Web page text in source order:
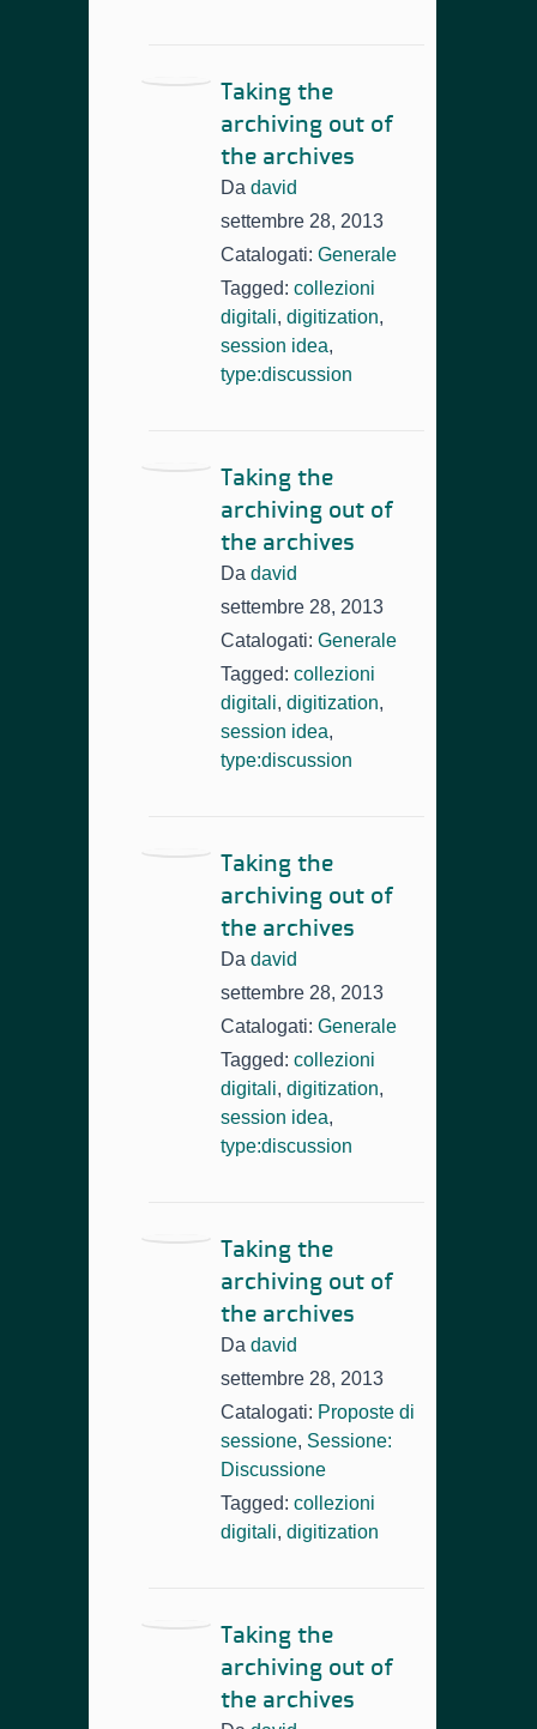
Taking the
archiving out of
the archives
Da david
settembre 28, 2013
Catalogati: Generale
Tagged: collezioni
digitali, digitization,
session idea,
type:discussion
Taking the
archiving out of
the archives
Da david
settembre 28, 2013
Catalogati: Generale
Tagged: collezioni
digitali, digitization,
session idea,
type:discussion
Taking the
archiving out of
the archives
Da david
settembre 28, 2013
Catalogati: Generale
Tagged: collezioni
digitali, digitization,
session idea,
type:discussion
Taking the
archiving out of
the archives
Da david
settembre 28, 2013
Catalogati: Proposte di
sessione, Sessione:
Discussione
Tagged: collezioni
digitali, digitization
Taking the
archiving out of
the archives